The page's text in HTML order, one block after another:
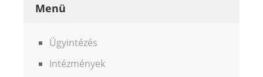
Menü
Ügyintézés
Intézmények